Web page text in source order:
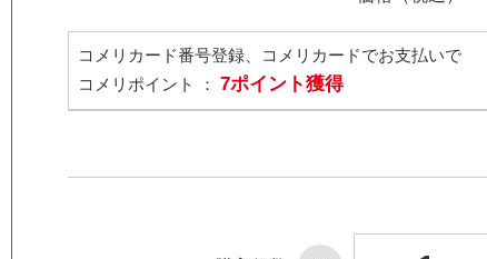
コメリカード番号登録、コメリカードでお支払いで
コメリポイント ： 7ポイント獲得